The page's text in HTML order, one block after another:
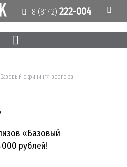
8 (8142)222-004
скрининг» всего за
«Базовый
рублей!